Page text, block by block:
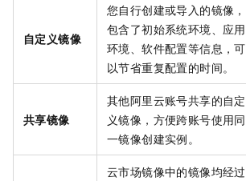
自定义镜像
您自行创建或导入的镜像，
包含了初始系统环境、应用
环境、软件配置等信息，可
以节省重复配置的时间。
共享镜像
其他阿里云账号共享的自定
义镜像，方便跨账号使用同
一镜像创建实例。
云市场镜像中的镜像均经过